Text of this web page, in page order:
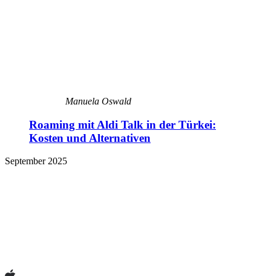
Manuela Oswald
Roaming mit Aldi Talk in der Türkei:
Kosten und Alternativen
September 2025